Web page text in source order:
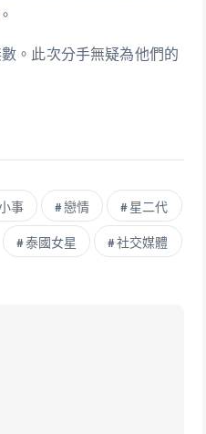
。此次分手無疑為他們的
事 戀情 星二代
泰國女星 社交媒體